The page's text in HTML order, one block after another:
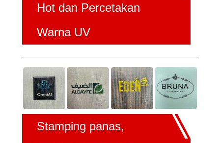
Hot dan Percetakan
Warna UV
Stamping panas,